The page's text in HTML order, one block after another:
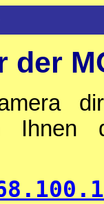
der
Ihnen